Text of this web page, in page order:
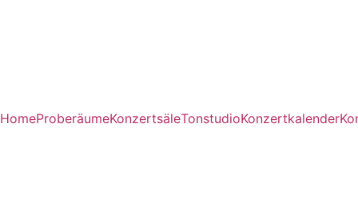
HomeProberäumeKonzertsäleTonstudioKonzertkalender